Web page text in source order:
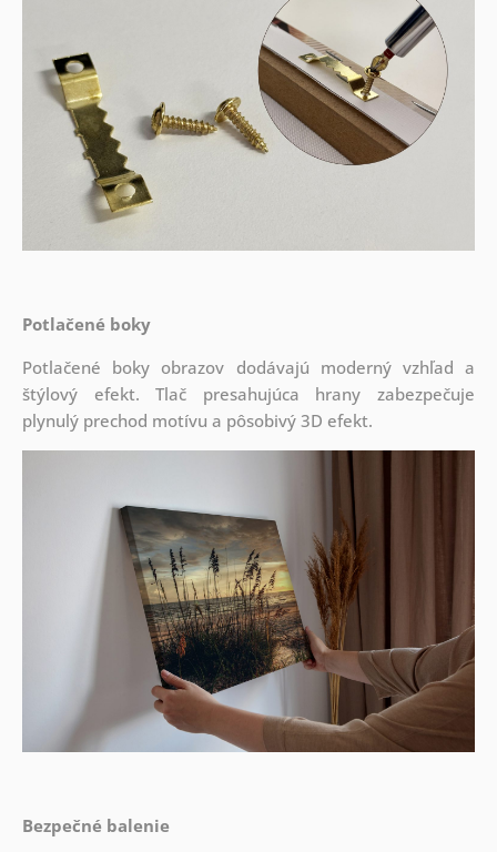
Potlačené boky
Potlačené boky obrazov dodávajú moderný vzhľad a
štýlový efekt. Tlač presahujúca hrany zabezpečuje
plynulý prechod motívu a pôsobivý 3D efekt.
Bezpečné balenie